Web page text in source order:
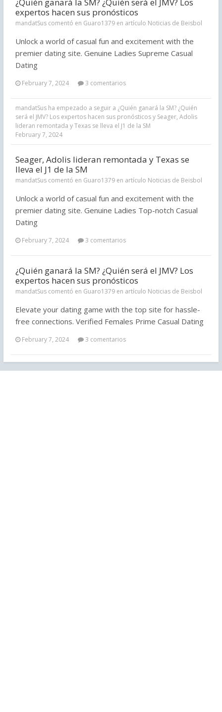
expertos hacen sus pronósticos
mandatSus comentó en Guaro1379 en artículo Noticias de Beisbol
Unlock a world of casual fun and excitement with the
premier dating site. Genuine Ladies Supreme Сasual
Dating
February 7, 2024 3 comentarios
mandatSus ha empezado a seguir a ¿Quién ganará la SM? ¿Quién
será el JMV? Los expertos hacen sus pronósticosy Seager, Adolis
lideran remontada y Texas se lleva el J1 de la SM
February 7, 2024
Seager, Adolis lideran remontada y Texas se
lleva el J1 de la SM
mandatSus comentó en Guaro1379 en artículo Noticias de Beisbol
Unlock a world of casual fun and excitement with the
premier dating site. Genuine Ladies Top-notch Сasual
Dating
February 7, 2024 3 comentarios
¿Quién ganará la SM? ¿Quién será el JMV? Los
expertos hacen sus pronósticos
mandatSus comentó en Guaro1379 en artículo Noticias de Beisbol
Elevate your dating game with the top site for hassle-
free connections. Verified Females Prime Сasual Dating
February 7, 2024 3 comentarios